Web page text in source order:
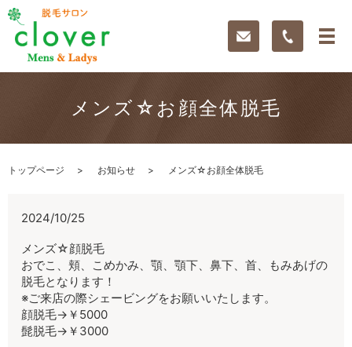
メンズ☆お顔全体脱毛
トップページ お知らせ メンズ☆お顔全体脱毛
2024/10/25
メンズ☆顔脱毛
おでこ、頬、こめかみ、顎、顎下、鼻下、首、もみあげの
脱毛となります！
※ご来店の際シェービングをお願いいたします。
顔脱毛→￥5000
髭脱毛→￥3000